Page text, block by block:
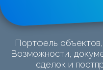
Портфель
Возможности,
сделок и